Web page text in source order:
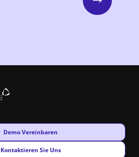
Next
New window
Demo Vereinbaren
New window
Kontaktieren Sie Uns